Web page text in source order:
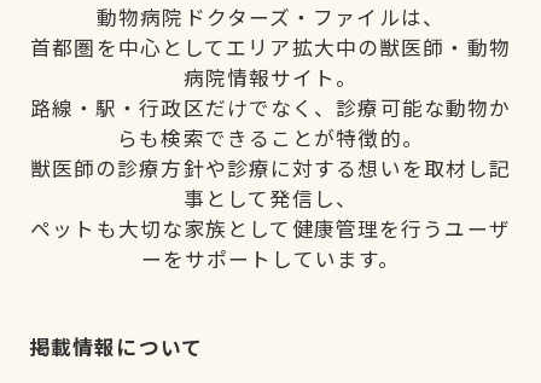
動物病院ドクターズ・ファイルは、
首都圏を中心としてエリア拡大中の獣医師・動物
病院情報サイト。
路線・駅・行政区だけでなく、診療可能な動物か
らも検索できることが特徴的。
獣医師の診療方針や診療に対する想いを取材し記
事として発信し、
ペットも大切な家族として健康管理を行うユーザ
ーをサポートしています。
掲載情報について